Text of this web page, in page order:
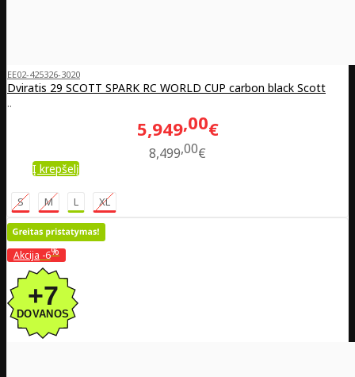
EE02-425326-3020
Dviratis 29 SCOTT SPARK RC WORLD CUP carbon black Scott
..
5,949 00€
8,499 00€
Į krepšelį
S M L XL
Akcija -6%